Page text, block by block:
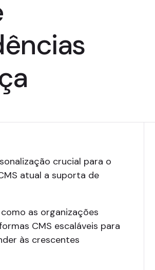
crucial para o
atual a suporta de
as organizações
CMS escaláveis para
às crescentes